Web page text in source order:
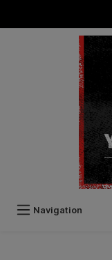
Navigation